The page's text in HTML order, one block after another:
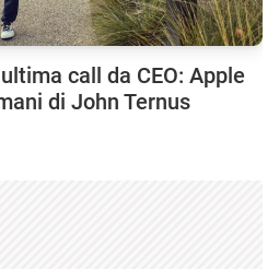
call da CEO: Apple
di John Ternus